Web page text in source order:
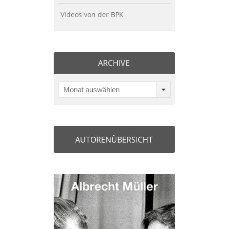
Videos von der BPK
ARCHIVE
Monat auswählen
AUTORENÜBERSICHT